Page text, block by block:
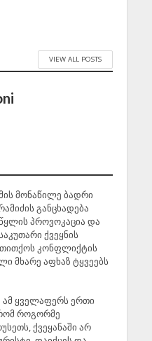
VIEW ALL POSTS
მონაწილე ბადრი
განცხადება
პროვოკაცია და
ქვეყნის
კონფლიქტის
მხარე აფხაზ ტყვეებს
ამ ყველაფერს ერთი
როგორმე
ქვეყანაში არ